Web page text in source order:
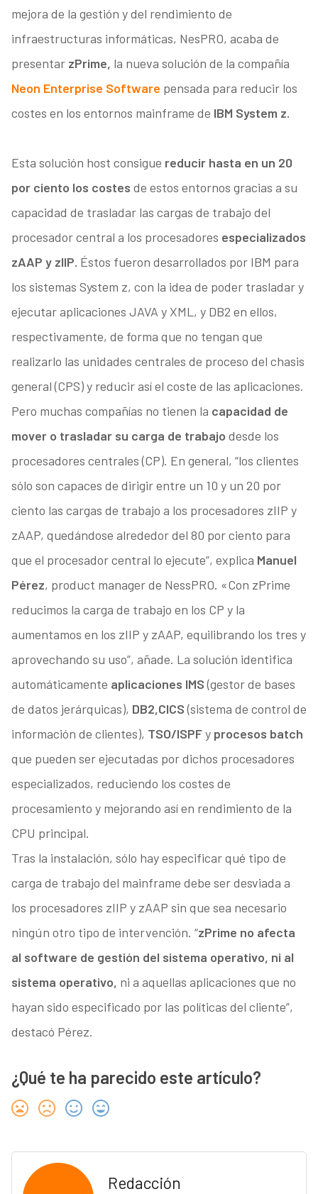
mejora de la gestión y del rendimiento de
infraestructuras informáticas, NesPRO, acaba de
presentar zPrime, la nueva solución de la compañía
Neon Enterprise Software pensada para reducir los
costes en los entornos mainframe de IBM System z.
Esta solución host consigue reducir hasta en un 20
por ciento los costes de estos entornos gracias a su
capacidad de trasladar las cargas de trabajo del
procesador central a los procesadores especializados
zAAP y zIIP. Éstos fueron desarrollados por IBM para
los sistemas System z, con la idea de poder trasladar y
ejecutar aplicaciones JAVA y XML, y DB2 en ellos,
respectivamente, de forma que no tengan que
realizarlo las unidades centrales de proceso del chasis
general (CPS) y reducir así el coste de las aplicaciones.
Pero muchas compañías no tienen la capacidad de
mover o trasladar su carga de trabajo desde los
procesadores centrales (CP). En general, “los clientes
sólo son capaces de dirigir entre un 10 y un 20 por
ciento las cargas de trabajo a los procesadores zIIP y
zAAP, quedándose alrededor del 80 por ciento para
que el procesador central lo ejecute”, explica Manuel
Pérez, product manager de NessPRO. «Con zPrime
reducimos la carga de trabajo en los CP y la
aumentamos en los zIIP y zAAP, equilibrando los tres y
aprovechando su uso”, añade. La solución identifica
automáticamente aplicaciones IMS(gestor de bases
de datos jerárquicas), DB2,CICS(sistema de control de
información de clientes), TSO/ISPFy procesos batch
que pueden ser ejecutadas por dichos procesadores
especializados, reduciendo los costes de
procesamiento y mejorando así en rendimiento de la
CPU principal.
Tras la instalación, sólo hay especificar qué tipo de
carga de trabajo del mainframe debe ser desviada a
los procesadores zIIP y zAAP sin que sea necesario
ningún otro tipo de intervención. “zPrime no afecta
al software de gestión del sistema operativo, ni al
sistema operativo, ni a aquellas aplicaciones que no
hayan sido especificado por las políticas del cliente”,
destacó Pérez.
¿Qué te ha parecido este artículo?
Redacción